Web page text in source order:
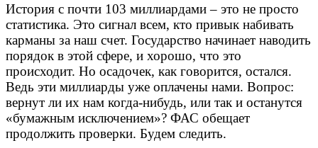
История с почти 103 миллиардами – это не просто
статистика. Это сигнал всем, кто привык набивать
карманы за наш счет. Государство начинает наводить
порядок в этой сфере, и хорошо, что это
происходит. Но осадочек, как говорится, остался.
Ведь эти миллиарды уже оплачены нами. Вопрос:
вернут ли их нам когда-нибудь, или так и останутся
«бумажным исключением»? ФАС обещает
продолжить проверки. Будем следить.